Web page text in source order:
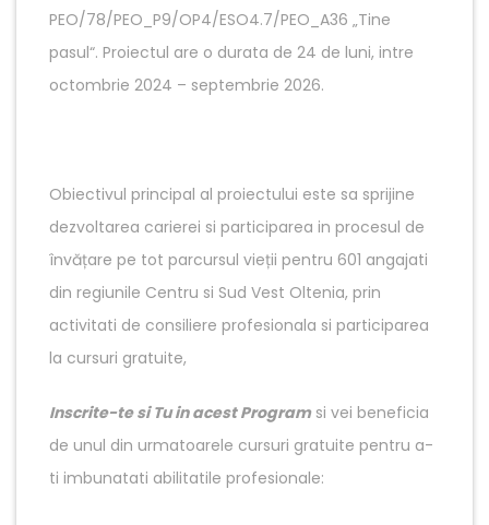
PEO/78/PEO_P9/OP4/ESO4.7/PEO_A36 „Tine
pasul“. Proiectul are o durata de 24 de luni, intre
octombrie 2024 – septembrie 2026.
Obiectivul principal al proiectului este sa sprijine
dezvoltarea carierei si participarea in procesul de
învățare pe tot parcursul vieții pentru 601 angajati
din regiunile Centru si Sud Vest Oltenia, prin
activitati de consiliere profesionala si participarea
la cursuri gratuite,
Inscrite-te si Tu in acest Programsi vei beneficia
de unul din urmatoarele cursuri gratuite pentru a-
ti imbunatati abilitatile profesionale: